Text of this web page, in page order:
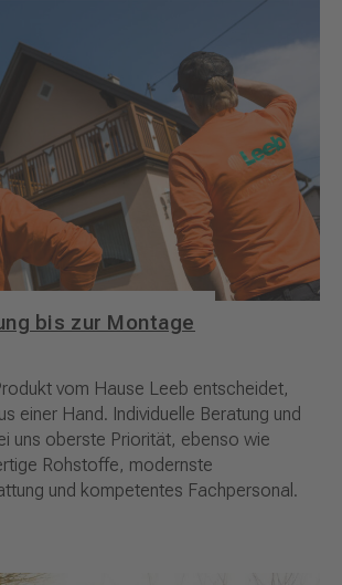
bis zur Montage
vom Hause Leeb entscheidet,
einer Hand. Individuelle Beratung und
uns oberste Priorität, ebenso wie
Rohstoffe, modernste
und kompetentes Fachpersonal.